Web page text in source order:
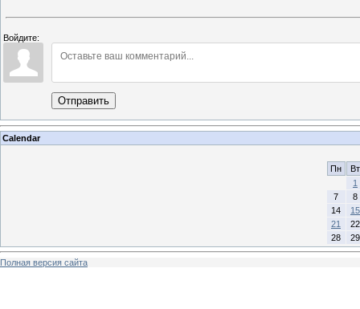
Войдите:
Отправить
Calendar
Пн
Вт
1
7
8
14
15
21
22
28
29
Полная версия сайта